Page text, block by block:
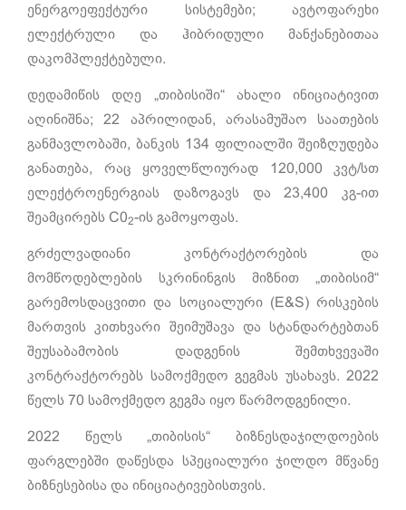
ენერგოეფექტური სისტემები; ავტოფარეხი
ელექტრული და ჰიბრიდული მანქანებითაა
დაკომპლექტებული.
დედამიწის დღე „თიბისიში“ ახალი ინიციატივით
აღინიშნა; 22 აპრილიდან, არასამუშაო საათების
განმავლობაში, ბანკის 134 ფილიალში შეიზღუდება
განათება, რაც ყოველწლიურად 120,000 კვტ/სთ
ელექტროენერგიას დაზოგავს და 23,400 კგ-ით
შეამცირებს C02-ის გამოყოფას.
გრძელვადიანი კონტრაქტორების და
მომწოდებლების სკრინინგის მიზნით „თიბისიმ“
გარემოსდაცვითი და სოციალური (E&S) რისკების
მართვის კითხვარი შეიმუშავა და სტანდარტებთან
შეუსაბამობის დადგენის შემთხვევაში
კონტრაქტორებს სამოქმედო გეგმას უსახავს. 2022
წელს 70 სამოქმედო გეგმა იყო წარმოდგენილი.
2022 წელს „თიბისის“ ბიზნესდაჯილდოების
ფარგლებში დაწესდა სპეციალური ჯილდო მწვანე
ბიზნესებისა და ინიციატივებისთვის.